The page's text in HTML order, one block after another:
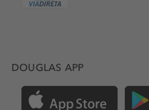
DOUGLAS APP